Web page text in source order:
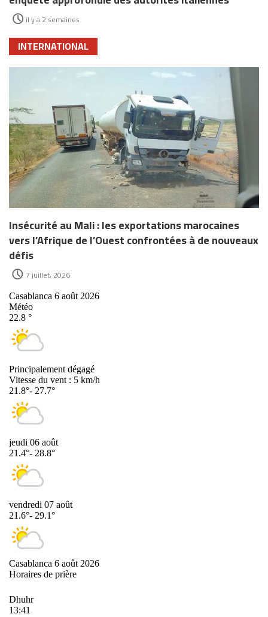
il y a 2 semaines
INTERNATIONAL
Insécurité au Mali : les exportations marocaines
vers l’Afrique de l’Ouest confrontées à de nouveaux
défis
7 juillet، 2026